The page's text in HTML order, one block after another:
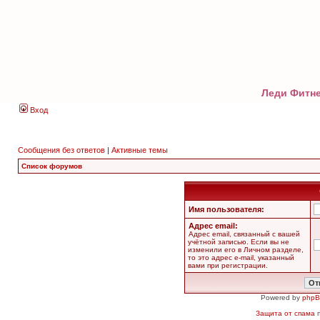
Леди
Вход
Сообщения без ответов | Активные темы
Список форумов
Имя пользователя:
Адрес email:
Адрес email, связанный с вашей
учётной записью. Если вы не
изменили его в Личном разделе,
то это адрес e-mail, указанный
вами при регистрации.
Powered by
Защита от спама